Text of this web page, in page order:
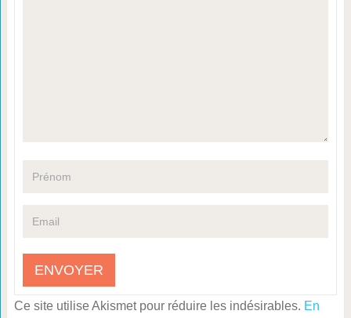
Ce site utilise Akismet pour réduire les indésirables. En